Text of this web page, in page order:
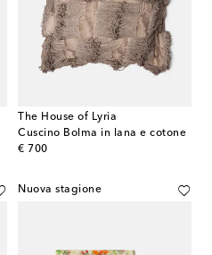
The House of Lyria
Cuscino Bolma in lana e cotone
€ 700
original price
Nuova stagione